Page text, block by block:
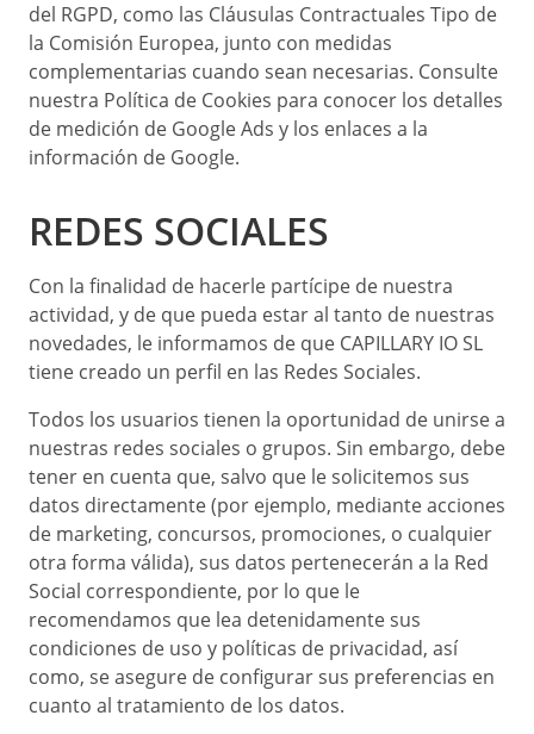
del RGPD, como las Cláusulas Contractuales Tipo de
la Comisión Europea, junto con medidas
complementarias cuando sean necesarias. Consulte
nuestra Política de Cookies para conocer los detalles
de medición de Google Ads y los enlaces a la
información de Google.
REDES SOCIALES
Con la finalidad de hacerle partícipe de nuestra
actividad, y de que pueda estar al tanto de nuestras
novedades, le informamos de que CAPILLARY IO SL
tiene creado un perfil en las Redes Sociales.
Todos los usuarios tienen la oportunidad de unirse a
nuestras redes sociales o grupos. Sin embargo, debe
tener en cuenta que, salvo que le solicitemos sus
datos directamente (por ejemplo, mediante acciones
de marketing, concursos, promociones, o cualquier
otra forma válida), sus datos pertenecerán a la Red
Social correspondiente, por lo que le
recomendamos que lea detenidamente sus
condiciones de uso y políticas de privacidad, así
como, se asegure de configurar sus preferencias en
cuanto al tratamiento de los datos.